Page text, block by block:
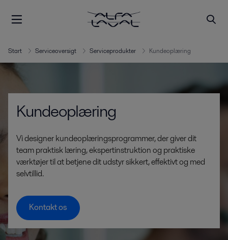
Start Serviceoversigt Serviceprodukter Kundeoplæring
Kundeoplæring
Vi designer kundeoplæringsprogrammer, der giver dit
team praktisk læring, ekspertinstruktion og praktiske
værktøjer til at betjene dit udstyr sikkert, effektivt og med
selvtillid.
Kontakt os